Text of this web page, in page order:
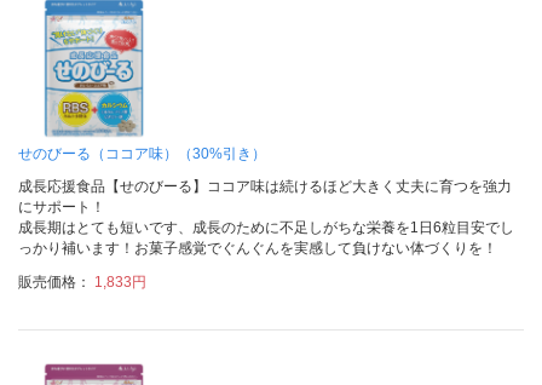
せのびーる（ココア味）（30%引き）
成長応援食品【せのびーる】ココア味は続けるほど大きく丈夫に育つを強力
にサポート！
成長期はとても短いです、成長のために不足しがちな栄養を1日6粒目安でし
っかり補います！お菓子感覚でぐんぐんを実感して負けない体づくりを！
販売価格： 1,833円